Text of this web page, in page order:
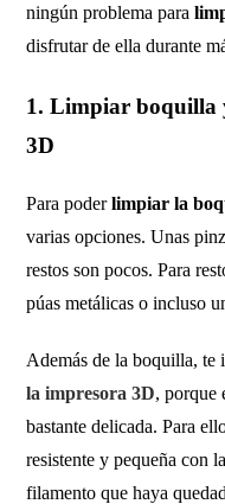
ningún problema para
disfrutar de ella durante
1. Limpiar boquilla
3D
Para poderlimpiar la
varias opciones. Unas
restos son pocos. Para
púas metálicas o incluso
Además de la boquilla,
la impresora 3D, porque
bastante delicada. Para
resistente y pequeña con
filamento que haya